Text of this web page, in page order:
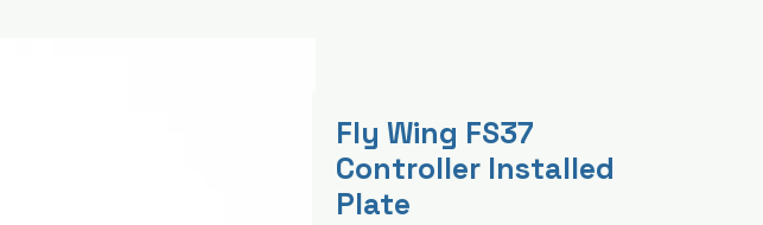
Fly Wing FS37
Controller Installed
Plate